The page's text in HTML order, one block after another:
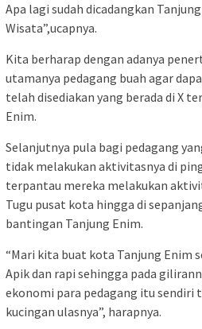
Apa lagi sudah dicadangkan
Wisata”,ucapnya.
Kita berharap dengan adanya
utamanya pedagang buah agar
telah disediakan yang berada di X
Enim.
Selanjutnya pula bagi pedagang
tidak melakukan aktivitasnya di
terpantau mereka melakukan
Tugu pusat kota hingga di
bantingan Tanjung Enim.
“Mari kita buat kota Tanjung Enim
Apik dan rapi sehingga pada
ekonomi para pedagang itu sendiri
kucingan ulasnya”, harapnya.